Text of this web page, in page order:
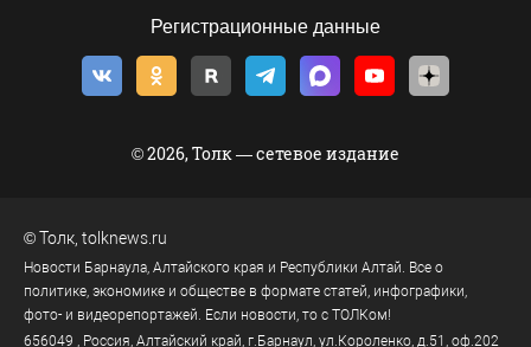
Регистрационные данные
© 2026, Толк — сетевое издание
©Толк tolknews.ru
Новости Барнаула, Алтайского края и Республики Алтай. Все о
политике, экономике и обществе в формате статей, инфографики,
фото- и видеорепортажей. Если новости, то с ТОЛКом!
656049 , Россия, Алтайский край, г.Барнаул, ул.Короленко, д.51, оф.202